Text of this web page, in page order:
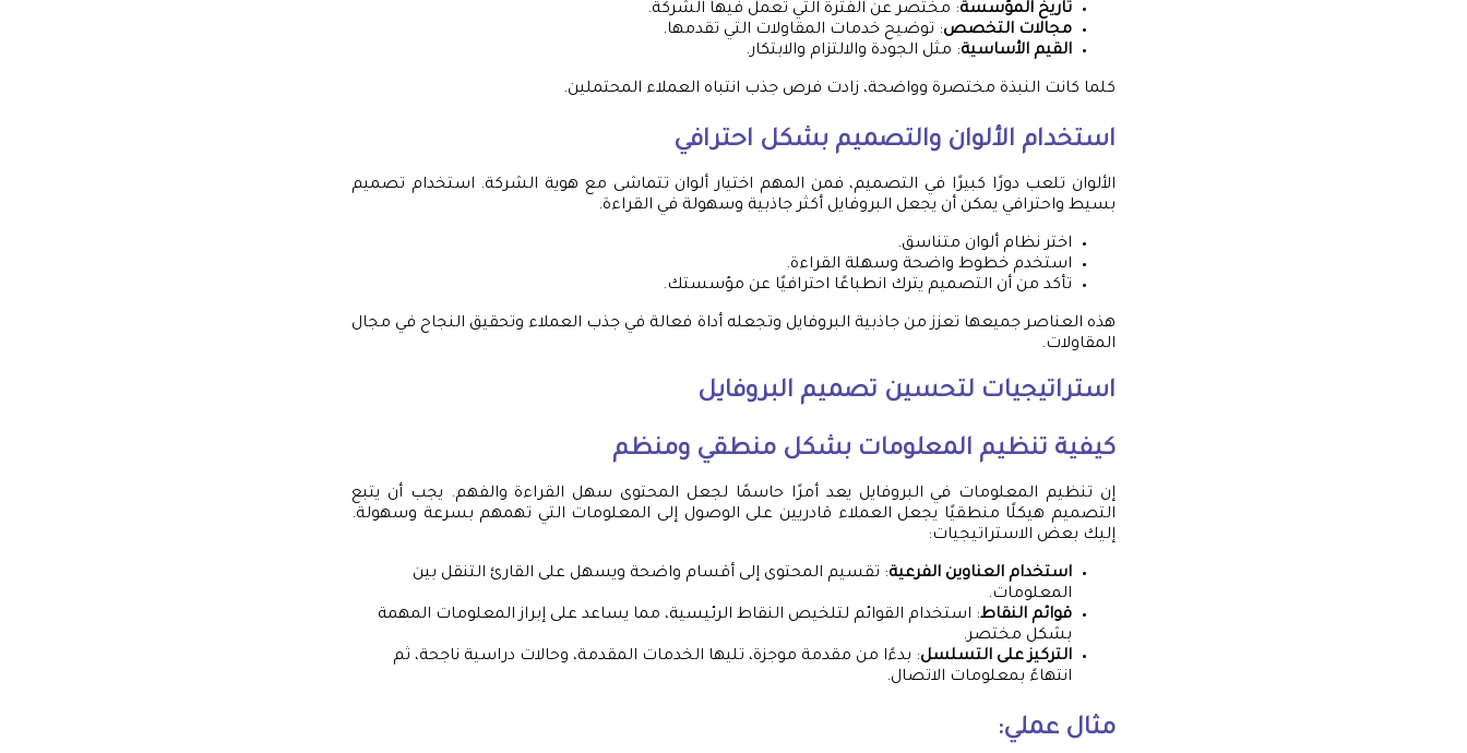
تاريخ المؤسسة: مختصر عن الفترة التي تعمل فيها الشركة.
مجالات التخصص: توضيح خدمات المقاولات التي تقدمها.
القيم الأساسية: مثل الجودة والالتزام والابتكار.
كلما كانت النبذة مختصرة وواضحة، زادت فرص جذب انتباه العملاء المحتملين.
استخدام الألوان والتصميم بشكل احترافي
الألوان تلعب دورًا كبيرًا في التصميم، فمن المهم اختيار ألوان تتماشى مع هوية الشركة. استخدام تصميم
بسيط واحترافي يمكن أن يجعل البروفايل أكثر جاذبية وسهولة في القراءة.
اختر نظام ألوان متناسق.
استخدم خطوط واضحة وسهلة القراءة.
تأكد من أن التصميم يترك انطباعًا احترافيًا عن مؤسستك.
هذه العناصر جميعها تعزز من جاذبية البروفايل وتجعله أداة فعالة في جذب العملاء وتحقيق النجاح في مجال
المقاولات.
استراتيجيات لتحسين تصميم البروفايل
كيفية تنظيم المعلومات بشكل منطقي ومنظم
إن تنظيم المعلومات في البروفايل يعد أمرًا حاسمًا لجعل المحتوى سهل القراءة والفهم. يجب أن يتبع
التصميم هيكلًا منطقيًا يجعل العملاء قادريين على الوصول إلى المعلومات التي تهمهم بسرعة وسهولة.
إليك بعض الاستراتيجيات:
استخدام العناوين الفرعية: تقسيم المحتوى إلى أقسام واضحة ويسهل على القارئ التنقل بين
المعلومات.
قوائم النقاط: استخدام القوائم لتلخيص النقاط الرئيسية، مما يساعد على إبراز المعلومات المهمة
بشكل مختصر.
التركيز على التسلسل: بدءًا من مقدمة موجزة، تليها الخدمات المقدمة، وحالات دراسية ناجحة، ثم
انتهاءً بمعلومات الاتصال.
مثال عملي: